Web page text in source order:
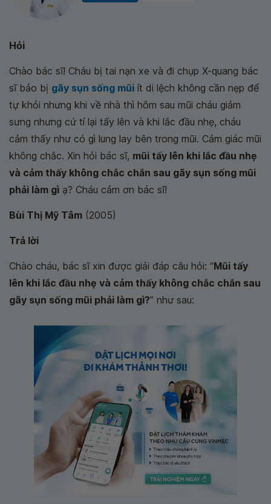
Hỏi
Chào bác sĩ! Cháu bị tai nạn xe và đi chụp X-quang bác
sĩ bảo bị gãy sụn sống mũi ít di lệch không cần nẹp để
tự khỏi nhưng khi về nhà thì hôm sau mũi cháu giảm
sưng nhưng cứ tí lại tấy lên và khi lắc đầu nhẹ, cháu
cảm thấy như có gì lung lay bên trong mũi. Cảm giác mũi
không chắc. Xin hỏi bác sĩ, mũi tấy lên khi lắc đầu nhẹ
và cảm thấy không chắc chắn sau gãy sụn sống mũi
phải làm gì ạ? Cháu cảm ơn bác sĩ!
Bùi Thị Mỹ Tâm (2005)
Trả lời
Chào cháu, bác sĩ xin được giải đáp câu hỏi: “Mũi tấy
lên khi lắc đầu nhẹ và cảm thấy không chắc chắn sau
gãy sụn sống mũi phải làm gì?” như sau: